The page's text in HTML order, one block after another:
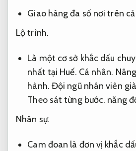
Giao hàng đa số nơi trên
Lộ trình.
Là một cơ sở khắc dấu
nhất tại Huế. Cá nhân.
hành. Đội ngũ nhân viên
Theo sát từng bước. năng
Nhân sự.
Cam đoan là đơn vị khắc